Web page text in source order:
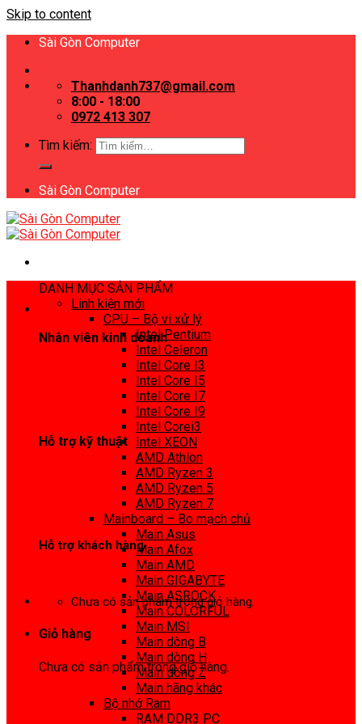
Skip to content
Sài Gòn Computer
Thanhdanh737@gmail.com
8:00 - 18:00
0972 413 307
Tìm kiếm:
Sài Gòn Computer
Nhân viên kinh doanh
Hỗ trợ kỹ thuật
Hỗ trợ khách hàng
Chưa có sản phẩm trong giỏ hàng.
Giỏ hàng
Chưa có sản phẩm trong giỏ hàng.
DANH MỤC SẢN PHẨM
Linh kiện mới
CPU – Bộ vi xử lý
Intel Pentium
Intel Celeron
Intel Core I3
Intel Core I5
Intel Core I7
Intel Core I9
Intel Corei3
Intel XEON
AMD Athlon
AMD Ryzen 3
AMD Ryzen 5
AMD Ryzen 7
Mainboard – Bo mạch chủ
Main Asus
Main Afox
Main AMD
Main GIGABYTE
Main ASROCK
Main COLORFUL
Main MSI
Main dòng B
Main dòng H
Main dòng Z
Main hãng khác
Bộ nhớ Ram
RAM DDR3 PC